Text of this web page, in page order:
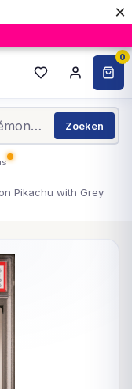
×
0
Zoeken
Pikachu with Grey